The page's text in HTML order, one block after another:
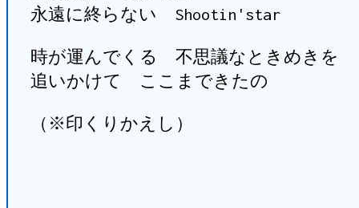
永遠に終らない Shootin'star
時が運んでくる 不思議なときめきを
追いかけて ここまできたの
（※印くりかえし）